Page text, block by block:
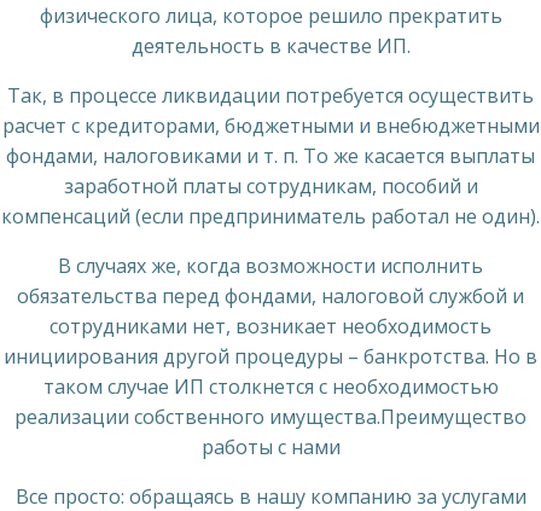
физического лица, которое решило прекратить
деятельность в качестве ИП.
Так, в процессе ликвидации потребуется осуществить
расчет с кредиторами, бюджетными и внебюджетными
фондами, налоговиками и т. п. То же касается выплаты
заработной платы сотрудникам, пособий и
компенсаций (если предприниматель работал не один).
В случаях же, когда возможности исполнить
обязательства перед фондами, налоговой службой и
сотрудниками нет, возникает необходимость
инициирования другой процедуры – банкротства. Но в
таком случае ИП столкнется с необходимостью
реализации собственного имущества.Преимущество
работы с нами
Все просто: обращаясь в нашу компанию за услугами